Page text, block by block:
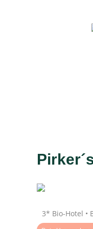
3* Bio-Hotel •